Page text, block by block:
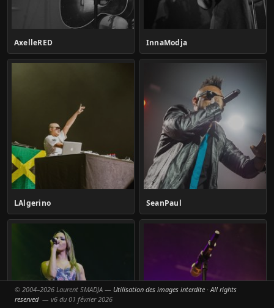
AxelleRED InnaModja
LAlgerino SeanPaul
© 2004–2026 Laurent SMADJA — Utilisation des images interdite · All rights
reserved— v6 du 01 février 2026